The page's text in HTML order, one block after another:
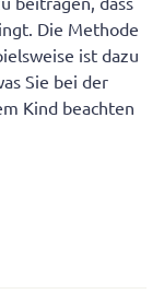
Die Methode
ist dazu
Sie bei der
Kind beachten